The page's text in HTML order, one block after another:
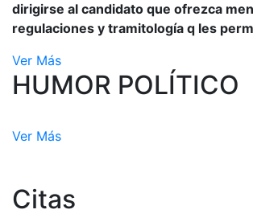
dirigirse al candidato que ofrezca
regulaciones y tramitología q les
Ver Más
HUMOR POLÍTICO
Ver Más
Citas